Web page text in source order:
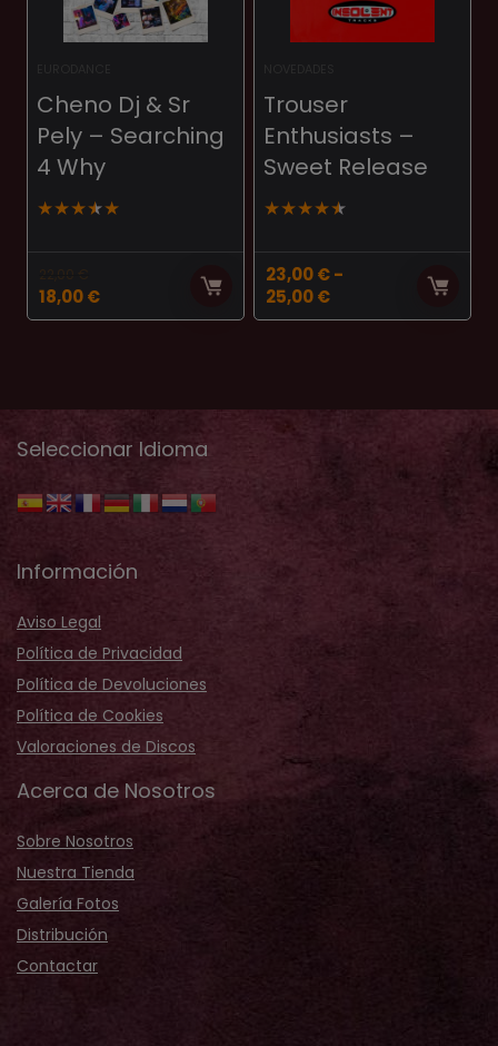
Cheno Dj & Sr
Pely – Searching
4 Why
★★★★★
22,00 €
El
precio
18,00€El
precio
Trouser
Enthusiasts ‎–
Sweet Release
★★★★★
23,00€-
25,00€Rango
de
hasta
Seleccionar Idioma
Información
Aviso Legal
Política de Privacidad
Política de Devoluciones
Política de Cookies
Valoraciones de Discos
Acerca de Nosotros
Sobre Nosotros
Nuestra Tienda
Galería Fotos
Distribución
Contactar